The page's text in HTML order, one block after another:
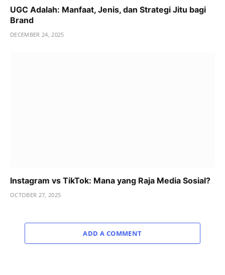
UGC Adalah: Manfaat, Jenis, dan Strategi Jitu bagi
Brand
DECEMBER 24, 2025
Instagram vs TikTok: Mana yang Raja Media Sosial?
OCTOBER 27, 2025
ADD A COMMENT